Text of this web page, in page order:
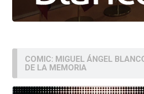
COMIC: MIGUEL ÁNGEL
DE LA MEMORIA